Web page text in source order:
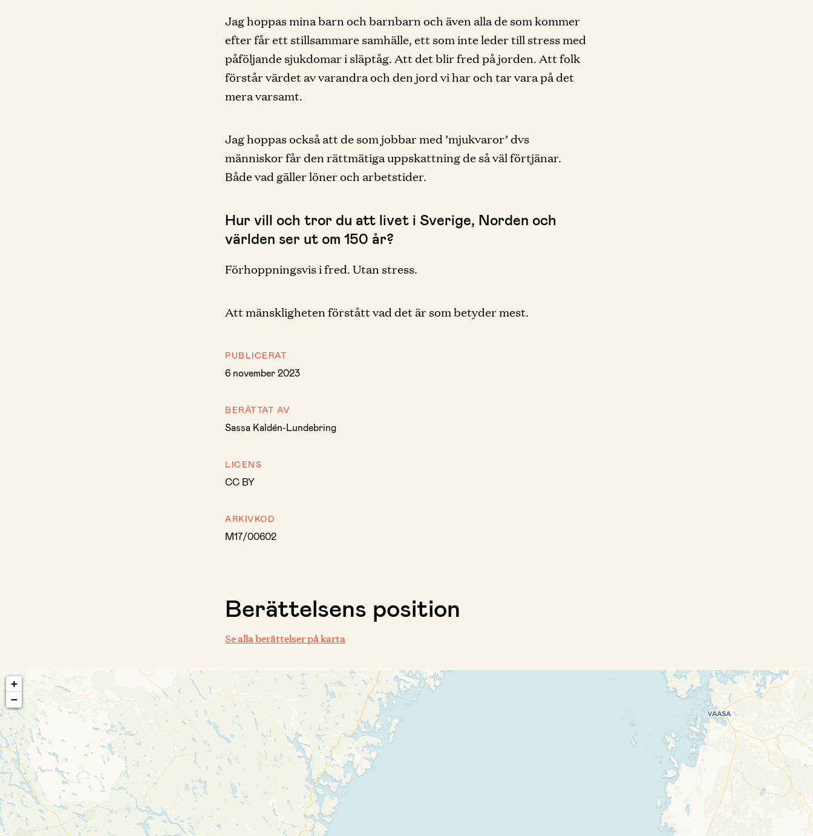
Jag hoppas mina barn och barnbarn och även alla de som kommer
efter får ett stillsammare samhälle, ett som inte leder till stress med
påföljande sjukdomar i släptåg. Att det blir fred på jorden. Att folk
förstår värdet av varandra och den jord vi har och tar vara på det
mera varsamt.
Jag hoppas också att de som jobbar med ’mjukvaror’ dvs
människor får den rättmätiga uppskattning de så väl förtjänar.
Både vad gäller löner och arbetstider.
Hur vill och tror du att livet i Sverige, Norden och
världen ser ut om 150 år?
Förhoppningsvis i fred. Utan stress.
Att mänskligheten förstått vad det är som betyder mest.
PUBLICERAT
6 november 2023
BERÄTTAT AV
Sassa Kaldén-Lundebring
LICENS
CC BY
ARKIVKOD
M17/00602
Berättelsens position
Se alla berättelser på karta
+
−